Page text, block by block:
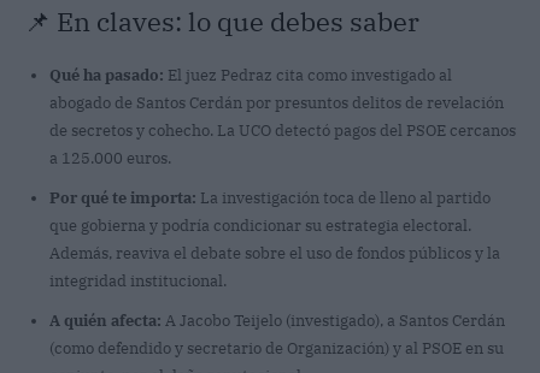
📌 En claves: lo que debes saber
Qué ha pasado: El juez Pedraz cita como investigado al
abogado de Santos Cerdán por presuntos delitos de revelación
de secretos y cohecho. La UCO detectó pagos del PSOE cercanos
a 125.000 euros.
Por qué te importa: La investigación toca de lleno al partido
que gobierna y podría condicionar su estrategia electoral.
Además, reaviva el debate sobre el uso de fondos públicos y la
integridad institucional.
A quién afecta: A Jacobo Teijelo (investigado), a Santos Cerdán
(como defendido y secretario de Organización) y al PSOE en su